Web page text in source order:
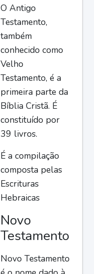
O Antigo
Testamento,
também
conhecido como
Velho
Testamento, é a
primeira parte da
Bíblia Cristã. É
constituído por
39 livros.
É a compilação
composta pelas
Escrituras
Hebraicas
Novo
Testamento
Novo Testamento